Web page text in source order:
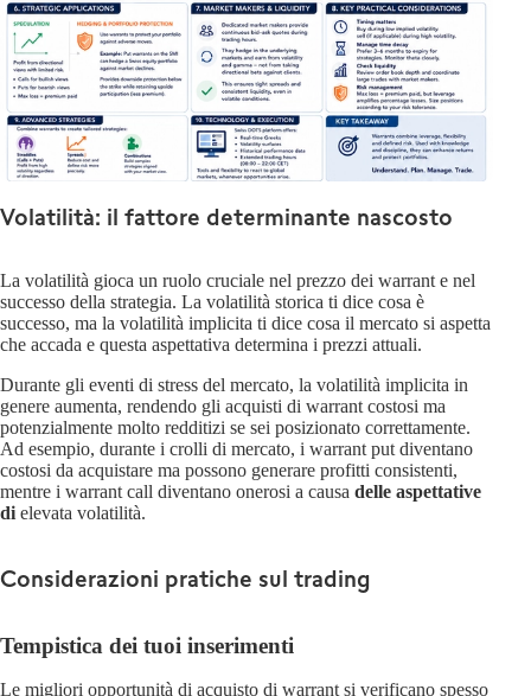
Volatilità: il fattore determinante nascosto
La volatilità gioca un ruolo cruciale nel prezzo dei warrant e nel
successo della strategia. La volatilità storica ti dice cosa è
successo, ma la volatilità implicita ti dice cosa il mercato si aspetta
che accada e questa aspettativa determina i prezzi attuali.
Durante gli eventi di stress del mercato, la volatilità implicita in
genere aumenta, rendendo gli acquisti di warrant costosi ma
potenzialmente molto redditizi se sei posizionato correttamente.
Ad esempio, durante i crolli di mercato, i warrant put diventano
costosi da acquistare ma possono generare profitti consistenti,
mentre i warrant call diventano onerosi a causa delle aspettative
di elevata volatilità.
Considerazioni pratiche sul trading
Tempistica dei tuoi inserimenti
Le migliori opportunità di acquisto di warrant si verificano spesso